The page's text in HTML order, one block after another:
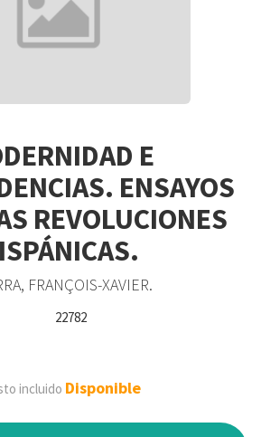
E
ENSAYOS
REVOLUCIONES
FRANÇOIS-XAVIER.
22782
incluido Disponible